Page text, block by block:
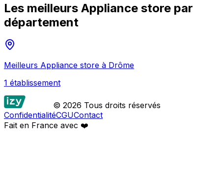
Les meilleurs Appliance store par
département
Meilleurs Appliance store à Drôme
1 établissement
© 2026 Tous droits réservés
ConfidentialitéCGUContact
Fait en France avec ❤️